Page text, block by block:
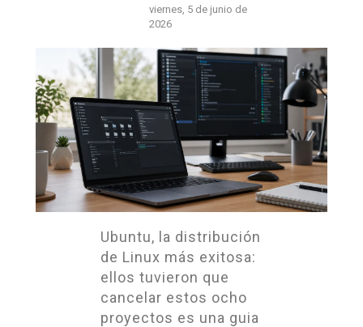
viernes, 5 de junio de
2026
Ubuntu, la distribución
de Linux más exitosa:
ellos tuvieron que
cancelar estos ocho
proyectos es una guia